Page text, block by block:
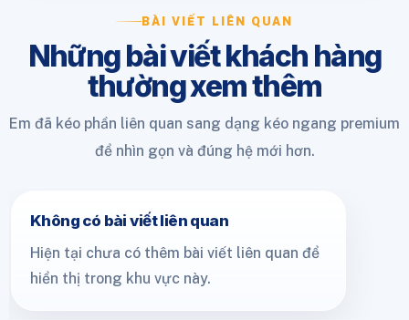
BÀI VIẾT LIÊN QUAN
Những bài viết khách hàng
thường xem thêm
Em đã kéo phần liên quan sang dạng kéo ngang premium
để nhìn gọn và đúng hệ mới hơn.
Không có bài viết liên quan
Hiện tại chưa có thêm bài viết liên quan để
hiển thị trong khu vực này.